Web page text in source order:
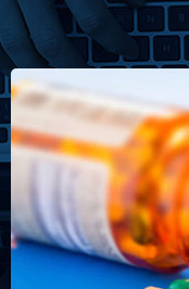
περισσότερα